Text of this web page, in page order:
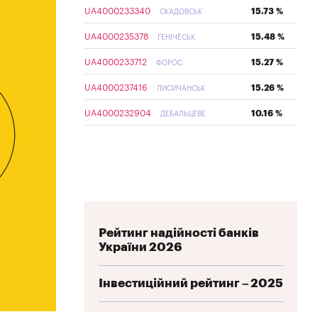
UA4000233340 СКАДОВСЬК 15.73 %
UA4000235378 ГЕНІЧЕСЬК 15.48 %
UA4000233712 ФОРОС 15.27 %
UA4000237416 ЛИСИЧАНСЬК 15.26 %
UA4000232904 ДЕБАЛЬЦЕВЕ 10.16 %
Рейтинг надійності банків
України 2026
Інвестиційний рейтинг – 2025